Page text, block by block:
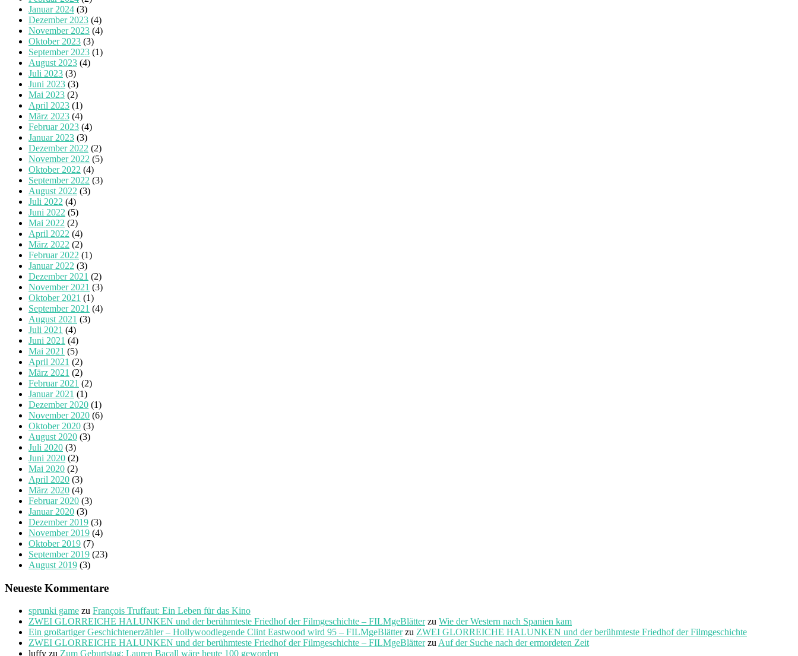
Januar 2024 (3)
Dezember 2023 (4)
November 2023 (4)
Oktober 2023 (3)
September 2023 (1)
August 2023 (4)
Juli 2023 (3)
Juni 2023 (3)
Mai 2023 (2)
April 2023 (1)
März 2023 (4)
Februar 2023 (4)
Januar 2023 (3)
Dezember 2022 (2)
November 2022 (5)
Oktober 2022 (4)
September 2022 (3)
August 2022 (3)
Juli 2022 (4)
Juni 2022 (5)
Mai 2022 (2)
April 2022 (4)
März 2022 (2)
Februar 2022 (1)
Januar 2022 (3)
Dezember 2021 (2)
November 2021 (3)
Oktober 2021 (1)
September 2021 (4)
August 2021 (3)
Juli 2021 (4)
Juni 2021 (4)
Mai 2021 (5)
April 2021 (2)
März 2021 (2)
Februar 2021 (2)
Januar 2021 (1)
Dezember 2020 (1)
November 2020 (6)
Oktober 2020 (3)
August 2020 (3)
Juli 2020 (3)
Juni 2020 (2)
Mai 2020 (2)
April 2020 (3)
März 2020 (4)
Februar 2020 (3)
Januar 2020 (3)
Dezember 2019 (3)
November 2019 (4)
Oktober 2019 (7)
September 2019 (23)
August 2019 (3)
Neueste Kommentare
sprunki game zu François Truffaut: Ein Leben für das Kino
ZWEI GLORREICHE HALUNKEN und der berühmteste Friedhof der Filmgeschichte – FILMgeBlätterzu Wie der Western nach Spanien kam
Ein großartiger Geschichtenerzähler – Hollywoodlegende Clint Eastwood wird 95 – FILMgeBlätterzu ZWEI GLORREICHE HALUNKEN und der berühmteste Friedhof der Filmgeschichte
ZWEI GLORREICHE HALUNKEN und der berühmteste Friedhof der Filmgeschichte – FILMgeBlätterzu Auf der Suche nach der ermordeten Zeit
luffy zu Zum Geburtstag: Lauren Bacall wäre heute 100 geworden